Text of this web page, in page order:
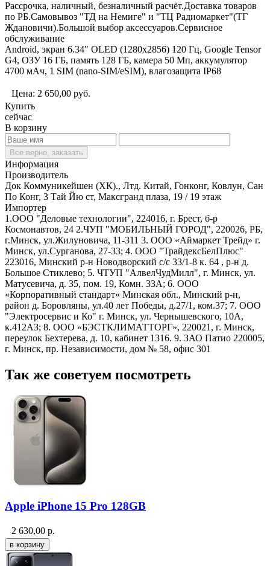
Рассрочка, наличный, безналичный расчёт.Доставка товаров
по РБ.Самовывоз "ТД на Немиге" и "ТЦ Радиомаркет"(ТГ
Ждановичи).Большой выбор аксессуаров.Сервисное
обслуживание
Android, экран 6.34" OLED (1280x2856) 120 Гц, Google Tensor
G4, ОЗУ 16 ГБ, память 128 ГБ, камера 50 Мп, аккумулятор
4700 мАч, 1 SIM (nano-SIM/eSIM), влагозащита IP68
Цена: 2 650,00 руб.
Купить
сейчас
В корзину
Все верно, заказать
Информация
Производитель
Док Коммуникейшен (ХК)., Лтд. Китай, Гонконг, Ковлун, Сан
По Конг, 3 Тай Йю ст, Максгранд плаза, 19 / 19 этаж
Импортер
1.ООО "Деловые технологии", 224016, г. Брест, б-р
Космонавтов, 24 2.ЧУП "МОБИЛЬНЫЙ ГОРОД", 220026, РБ,
г.Минск, ул.Жилуновича, 11-311 3. ООО «Аймаркет Трейд» г.
Минск, ул.Сурганова, 27-33; 4. ООО "ТрайдексБелПлюс"
223016, Минский р-н Новодворский с/с 33/1-8 к. 64 , р-н д.
Большое Стиклево; 5. ЧТУП "АлвелЧудМилл", г. Минск, ул.
Матусевича, д. 35, пом. 19, Комн. 33А; 6. ООО
«Корпоративный стандарт» Минская обл., Минский р-н,
район д. Боровляны, ул.40 лет Победы, д.27/1, ком.37; 7. ООО
"Электросервис и Ко" г. Минск, ул. Чернышевского, 10А,
к.412АЗ; 8. ООО «БЭСТКЛИМАТТОРГ», 220021, г. Минск,
переулок Бехтерева, д. 10, кабинет 1316. 9. ЗАО Патио 220005,
г. Минск, пр. Независимости, дом № 58, офис 301
Так же советуем посмотреть
Apple iPhone 15 Pro 128GB
2 630,00 р.